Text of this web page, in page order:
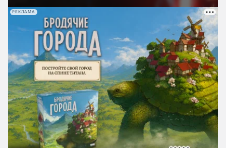
РЕКЛАМА